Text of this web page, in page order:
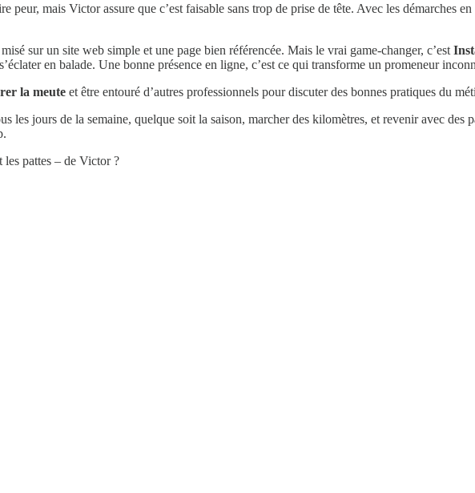
peur, mais Victor assure que c’est faisable sans trop de prise de tête. Avec les démarches
sur un site web simple et une page bien référencée. Mais le vrai game-changer, c’est
en balade. Une bonne présence en ligne, c’est ce qui transforme un promeneur
la meute et être entouré d’autres professionnels pour discuter des bonnes pratiques du
les jours de la semaine, quelque soit la saison, marcher des kilomètres, et revenir avec des
les pattes – de Victor ?